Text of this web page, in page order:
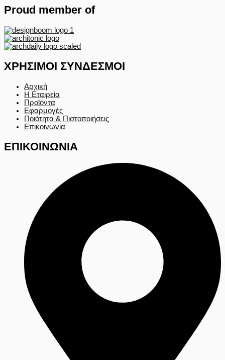
Proud member of
ΧΡΗΣΙΜΟΙ ΣΥΝΔΕΣΜΟΙ
Αρχική
Η Εταιρεία
Προϊόντα
Εφαρμογές
Ποιότητα & Πιστοποιήσεις
Επικοινωνία
ΕΠΙΚΟΙΝΩΝΙΑ